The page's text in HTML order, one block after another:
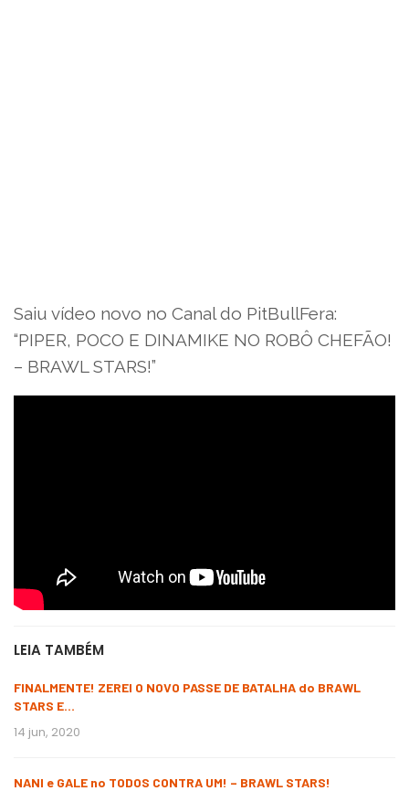
Saiu vídeo novo no Canal do PitBullFera:
“PIPER, POCO E DINAMIKE NO ROBÔ CHEFÃO!
– BRAWL STARS!”
LEIA TAMBÉM
FINALMENTE! ZEREI O NOVO PASSE DE BATALHA do BRAWL
STARS E…
14 jun, 2020
NANI e GALE no TODOS CONTRA UM! – BRAWL STARS!